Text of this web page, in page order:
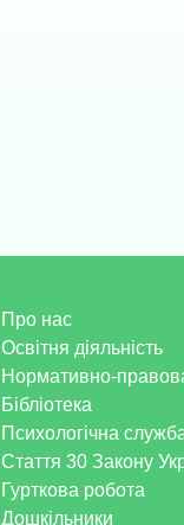
Про нас
Освітня діяльність
Нормативно-
Бібліотека
Психологічна
Стаття 30 Закону
Гурткова робота
Дошкільники